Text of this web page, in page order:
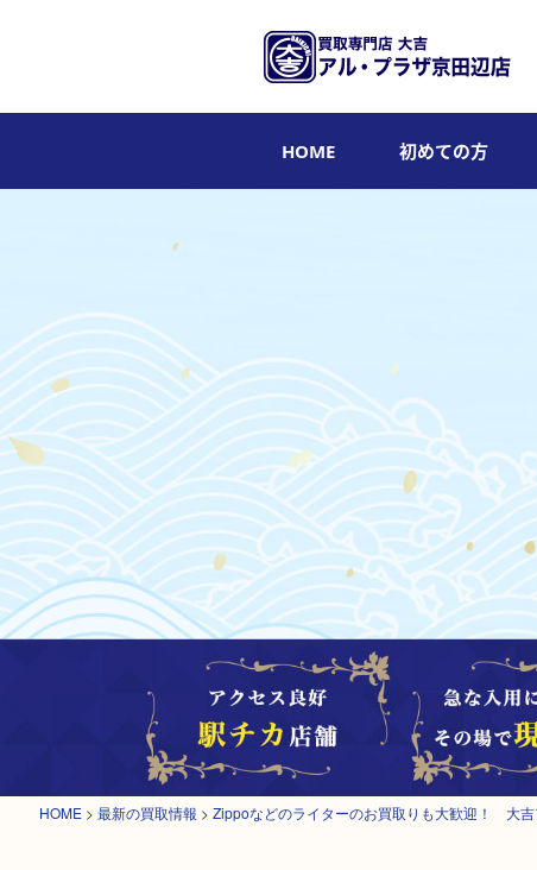
HOME 初めての方
HOME > 最新の買取情報 > Zippoなどのライターのお買取りも大歓迎！ 大